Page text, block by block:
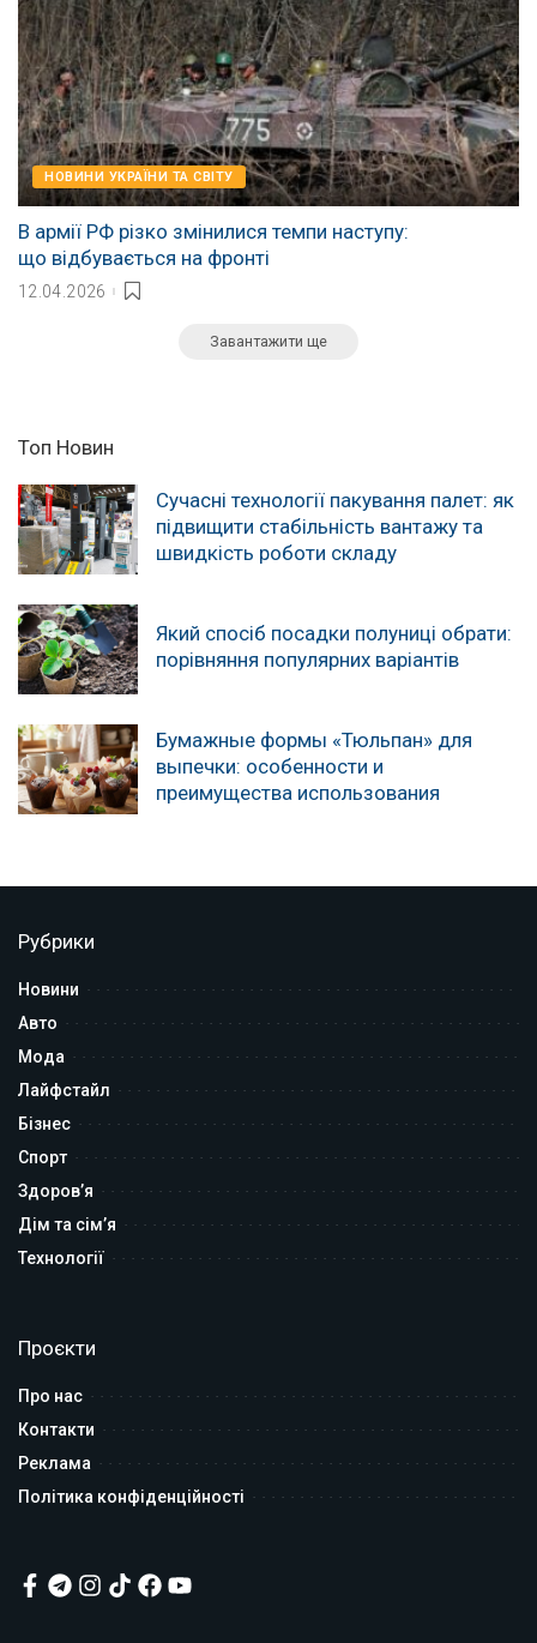
НОВИНИ УКРАЇНИ ТА СВІТУ
В армії РФ різко змінилися темпи наступу:
що відбувається на фронті
12.04.2026
Завантажити ще
Топ Новин
Сучасні технології пакування палет: як
підвищити стабільність вантажу та
швидкість роботи складу
Який спосіб посадки полуниці обрати:
порівняння популярних варіантів
Бумажные формы «Тюльпан» для
выпечки: особенности и
преимущества использования
Рубрики
Новини
Авто
Мода
Лайфстайл
Бізнес
Спорт
Здоров’я
Дім та сім’я
Технології
Проєкти
Про нас
Контакти
Реклама
Політика конфіденційності